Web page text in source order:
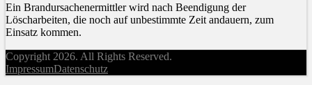
Ein Brandursachenermittler wird nach Beendigung der
Löscharbeiten, die noch auf unbestimmte Zeit andauern, zum
Einsatz kommen.
Copyright 2026. All Rights Reserved.
ImpressumDatenschutz